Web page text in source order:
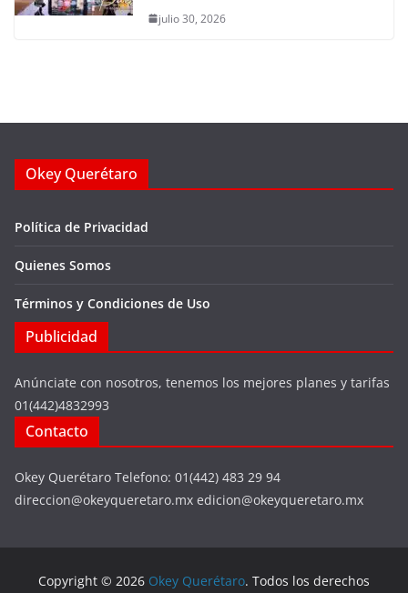
julio 30, 2026
Okey Querétaro
Política de Privacidad
Quienes Somos
Términos y Condiciones de Uso
Publicidad
Anúnciate con nosotros, tenemos los mejores planes y tarifas
01(442)4832993
Contacto
Okey Querétaro Telefono: 01(442) 483 29 94
direccion@okeyqueretaro.mx edicion@okeyqueretaro.mx
Copyright © 2026 Okey Querétaro. Todos los derechos